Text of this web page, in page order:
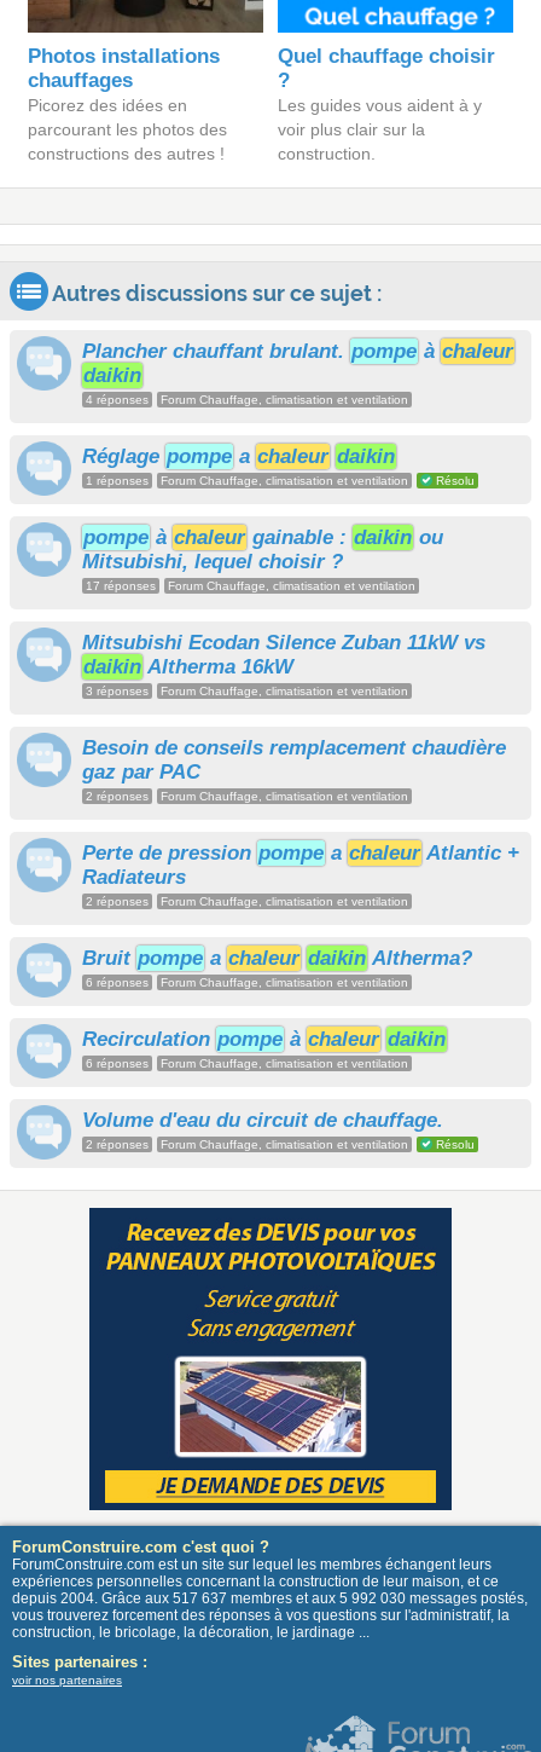
Photos installations
chauffages
Picorez des idées en
parcourant les photos des
constructions des autres !
Quel chauffage choisir
?
Les guides vous aident à y
voir plus clair sur la
construction.
Autres discussions sur ce sujet :
Plancher chauffant brulant. pompe à chaleur
daikin
4 réponses Forum Chauffage, climatisation et ventilation
Réglage pompe a chaleur daikin
1 réponses Forum Chauffage, climatisation et ventilation Résolu
pompe à chaleur gainable : daikin ou
Mitsubishi, lequel choisir ?
17 réponses Forum Chauffage, climatisation et ventilation
Mitsubishi Ecodan Silence Zuban 11kW vs
daikin Altherma 16kW
3 réponses Forum Chauffage, climatisation et ventilation
Besoin de conseils remplacement chaudière
gaz par PAC
2 réponses Forum Chauffage, climatisation et ventilation
Perte de pression pompe a chaleur Atlantic +
Radiateurs
2 réponses Forum Chauffage, climatisation et ventilation
Bruit pompe a chaleur daikin Altherma?
6 réponses Forum Chauffage, climatisation et ventilation
Recirculation pompe à chaleur daikin
6 réponses Forum Chauffage, climatisation et ventilation
Volume d'eau du circuit de chauffage.
2 réponses Forum Chauffage, climatisation et ventilation Résolu
ForumConstruire.com c'est quoi ?
ForumConstruire.com est un site sur lequel les membres échangent leurs
expériences personnelles concernant la construction de leur maison, et ce
depuis 2004. Grâce aux 517 637 membres et aux 5 992 030 messages postés,
vous trouverez forcement des réponses à vos questions sur l'administratif, la
construction, le bricolage, la décoration, le jardinage ...
Sites partenaires :
voir nos partenaires